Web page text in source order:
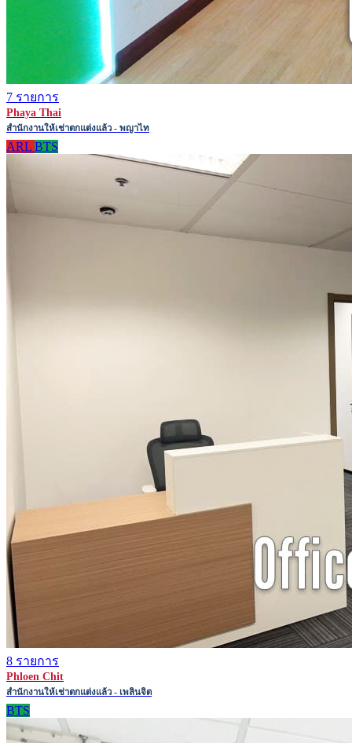
7 รายการ
Phaya Thai
สำนักงานให้เช่าตกแต่งแล้ว - พญาไท
ARL BTS
8 รายการ
Phloen Chit
สำนักงานให้เช่าตกแต่งแล้ว - เพลินจิต
BTS